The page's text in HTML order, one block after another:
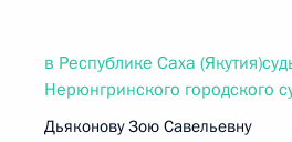
в Республике Саха
Нерюнгринского городского
Дьяконову Зою Савельевну